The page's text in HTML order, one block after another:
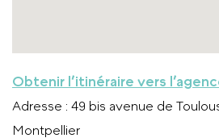
Obtenir l’itinéraire vers
Adresse : 49 bis avenue de
Montpellier